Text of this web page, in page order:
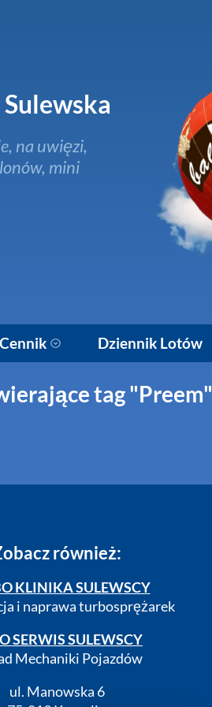
na uwięzi,
mini
Cennik Dziennik Lotów
tag "Preem"
również:
KLINIKA SULEWSCY
i naprawa turbosprężarek
SERWIS SULEWSCY
Mechaniki Pojazdów
ul. Manowska 6